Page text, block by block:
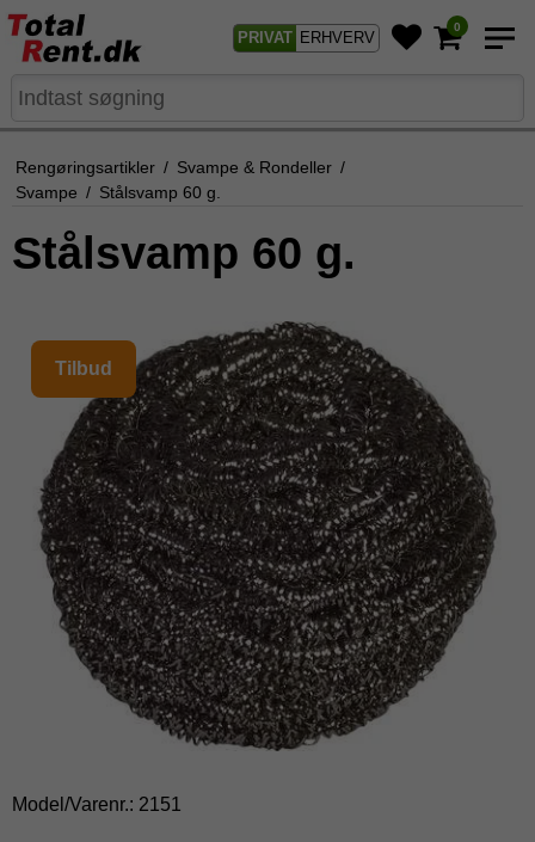
PRIVAT ERHVERV
0
Rengøringsartikler / Svampe & Rondeller /
Svampe / Stålsvamp 60 g.
Stålsvamp 60 g.
Tilbud
Model/Varenr.: 2151